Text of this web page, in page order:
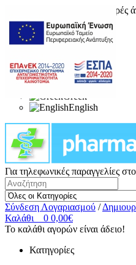
Δωρεάν μεταφορικά για αγορές
Greek
English
Για τηλεφωνικές παραγγελίες στο
Σύνδεση Λογαριασμού /
Καλάθι
0 0,00€
Το καλάθι αγορών είναι άδειο!
Κατηγορίες